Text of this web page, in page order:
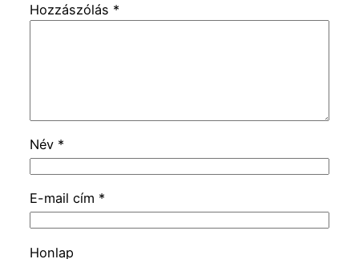
Hozzászólás *
Név *
E-mail cím *
Honlap